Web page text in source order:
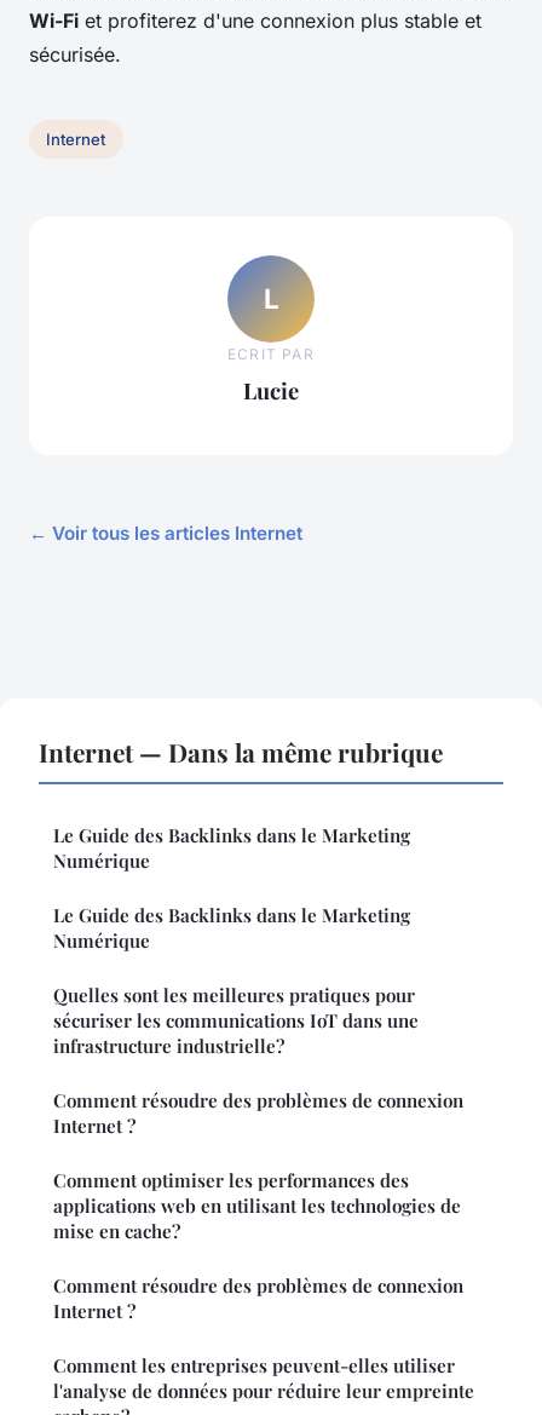
Wi-Fi et profiterez d'une connexion plus stable et
sécurisée.
Internet
L
ECRIT PAR
Lucie
← Voir tous les articles Internet
Internet — Dans la même rubrique
Le Guide des Backlinks dans le Marketing
Numérique
Le Guide des Backlinks dans le Marketing
Numérique
Quelles sont les meilleures pratiques pour
sécuriser les communications IoT dans une
infrastructure industrielle?
Comment résoudre des problèmes de connexion
Internet ?
Comment optimiser les performances des
applications web en utilisant les technologies de
mise en cache?
Comment résoudre des problèmes de connexion
Internet ?
Comment les entreprises peuvent-elles utiliser
l'analyse de données pour réduire leur empreinte